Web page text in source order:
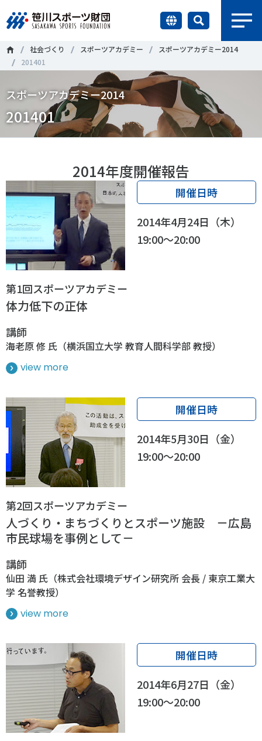
財団情報
研究員紹介
調査・研究
国際情報
知る学ぶ
ニュース
お問い合わせ・お申し込み
メールマガジン
「SSFニュース」
会員登録
アクセス
個人情報保護方針
ソーシャルメディア運営方針
＃誰が子どものスポーツをささえるのか ＃部活動
＃アクティブなまちづくり ＃日本人の身体活動と健康寿命
＃高齢者スポーツ ＃差別とダイバーシティ
調査・研究
スポーツライフ・データ
スポーツ白書
政策提言
障害者スポーツ
スポーツボランティア
スポーツ政策・予算
健康とスポーツ
自治体との連携
各教育機関との連携
【動画】スポーツでアクティブなまちづくり
SPORT POLICY INCUBATOR ―スポーツ政策の『卵』 ―
Sport Topics
スポーツ 歴史の検証
スポーツ辞典
SSF BOOKS
社会づくり スポーツアカデミー
スポーツアカデミー2014
201401
スポーツアカデミー2014
201401
2014年度開催報告
開催日時
2014年4月24日（木）
19:00～20:00
第1回スポーツアカデミー
体力低下の正体
講師
海老原 修 氏（横浜国立大学 教育人間科学部 教授）
view more
開催日時
2014年5月30日（金）
19:00～20:00
第2回スポーツアカデミー
人づくり・まちづくりとスポーツ施設 －広島
市民球場を事例として－
講師
仙田 満 氏（株式会社環境デザイン研究所 会長 / 東京工業大
学 名誉教授）
view more
開催日時
2014年6月27日（金）
19:00～20:00